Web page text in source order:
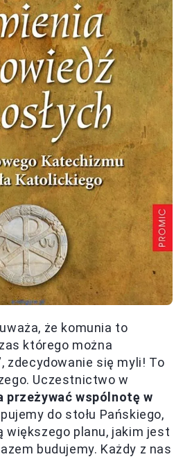
że komunia to
którego można
zdecydowanie się myli! To
Uczestnictwo w
przeżywać wspólnotę w
do stołu Pańskiego,
większego planu, jakim jest
budujemy. Każdy z nas